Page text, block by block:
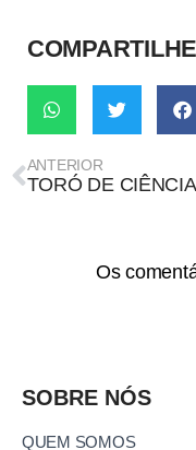
ANTERIOR
Os
SOBRE NÓS
QUEM SOMOS